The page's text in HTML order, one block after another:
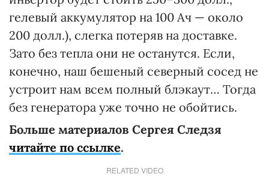
гелевый аккумулятор на 100 Ач — около
200 долл.), слегка потеряв на доставке.
Зато без тепла они не останутся. Если,
конечно, наш бешеный северный сосед не
устроит нам всем полный блэкаут… Тогда
без генератора уже точно не обойтись.
Больше материалов Сергея Следзя
читайте по ссылке.
RELATED VIDEO